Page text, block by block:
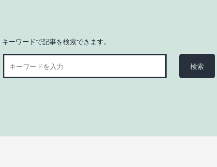
キーワードで記事を検索できます。